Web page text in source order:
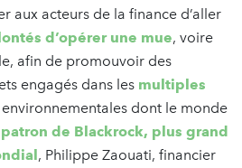
aux acteurs de la finance d’aller
d’opérer une mue, voire
afin de promouvoir des
engagés dans les multiples
dont le monde
patron de Blackrock, plus grand
, Philippe Zaouati, financier